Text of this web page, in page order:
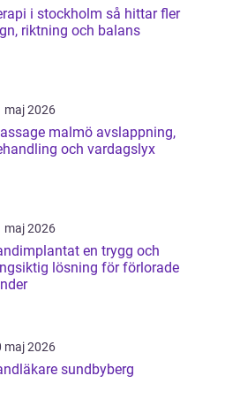
i stockholm så hittar fler
riktning och balans
maj 2026
malmö avslappning,
och vardagslyx
maj 2026
en trygg och
lösning för förlorade
maj 2026
sundbyberg